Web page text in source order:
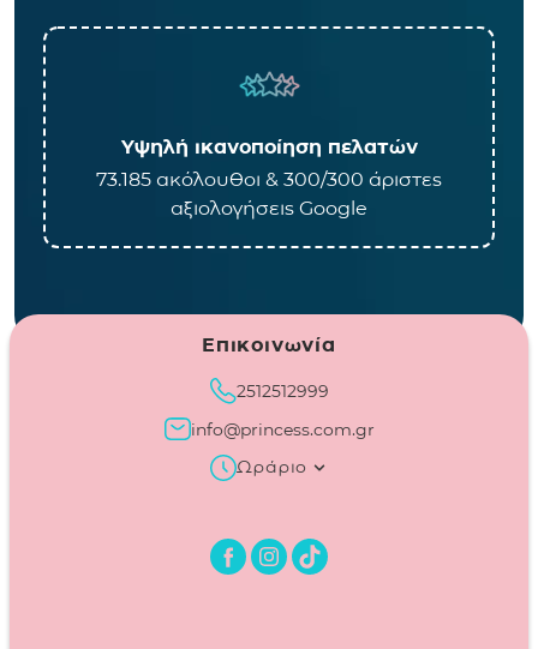
Υψηλή ικανοποίηση πελατών
73.185 ακόλουθοι & 300/300 άριστες
αξιολογήσεις Google
Επικοινωνία
2512512999
info@princess.com.gr
Ωράριο